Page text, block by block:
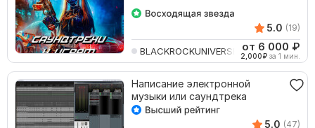
5.0 (19)
BLACKROCKUNIVERSE от 6 000 ₽
2,000₽ за 1 мин.
Написание электронной
музыки или саундтрека
5.0 (47)